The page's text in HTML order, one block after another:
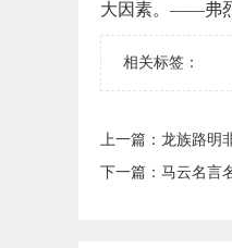
大因素。——弗
相关标签：
上一篇： 龙族路明
下一篇： 马云名言